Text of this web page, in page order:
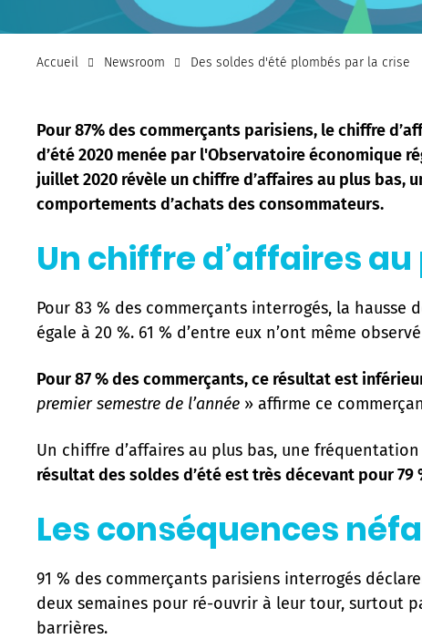
Accueil Newsroom Des soldes d'été plombés par la crise
Pour 87% des commerçants parisiens, le chiffre
d’été 2020 menée par l'Observatoire économique
juillet 2020 révèle un chiffre d’affaires au plus
comportements d’achats des consommateurs.
Un chiffre d’affaires
Pour 83 % des commerçants interrogés, la
égale à 20 %. 61 % d’entre eux n’ont même
Pour 87 % des commerçants, ce résultat est
premier semestre de l’année » affirme ce
Un chiffre d’affaires au plus bas, une
résultat des soldes d’été est très décevant pour
Les conséquences
91 % des commerçants parisiens interrogés
deux semaines pour ré-ouvrir à leur tour, surtout
barrières.